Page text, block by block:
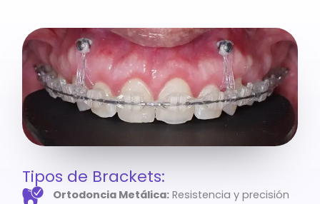
Tipos de Brackets:
Ortodoncia Metálica:Resistencia y precisión